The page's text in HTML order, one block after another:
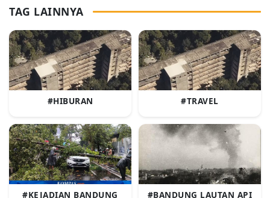
TAG LAINNYA
#HIBURAN #TRAVEL
#KEJADIAN BANDUNG #BANDUNG LAUTAN API